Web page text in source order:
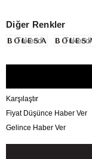
Diğer Renkler
Tükendi Tükendi
Karşılaştır
Fiyat Düşünce Haber Ver
Gelince Haber Ver